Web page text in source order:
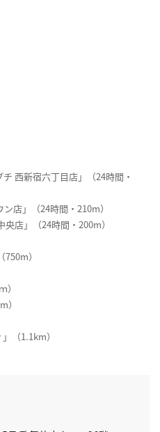
西新宿六丁目店」（24時間・
店」（24時間・210m）
店」（24時間・200m）
）
）
（1.1km）